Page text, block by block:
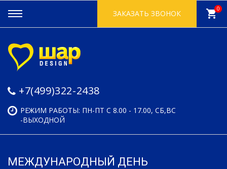
+7(499)322-2438
РЕЖИМ РАБОТЫ: ПН-ПТ С 8.00 - 17.00, СБ,ВС
-ВЫХОДНОЙ
ЗАКАЗАТЬ ЗВОНОК shopping_cart0
МЕЖДУНАРОДНЫЙ ДЕНЬ